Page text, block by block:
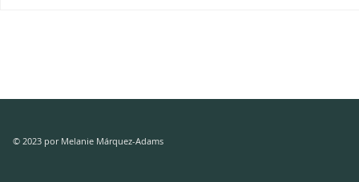
© 2023 por Melanie Márquez-Adams